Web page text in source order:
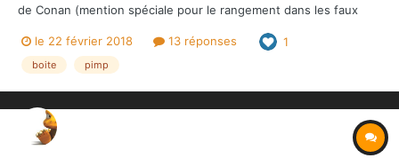
de Conan (mention spéciale pour le rangement dans les faux
overlord.com/index.php?/topic/900-pimp-de-lextreme/ ) De mon
côté, j'suis un gros fainéant : j'ai rien...
le 22 février 2018 13 réponses 1
boite pimp